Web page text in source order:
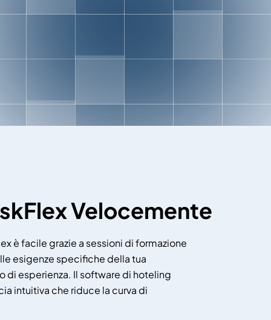
Velocemente
è facile grazie a sessioni di formazione
esigenze specifiche della tua
di esperienza. Il software di hoteling
intuitiva che riduce la curva di